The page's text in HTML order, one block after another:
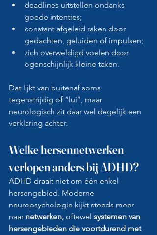
deadlines uitstellen ondanks
goede intenties;
constant afgeleid raken door
gedachten, geluiden of impulsen;
zich overweldigd voelen door
ogenschijnlijk kleine taken.
Dat lijkt van buitenaf soms
tegenstrijdig of “lui”, maar
neurologisch zit daar wel degelijk een
verklaring achter.
Welke hersennetwerken
verlopen anders bij ADHD?
ADHD draait niet om één enkel
hersengebied. Moderne
neuropsychologie kijkt steeds meer
naar netwerken, oftewel systemen van
hersengebieden die voortdurend met